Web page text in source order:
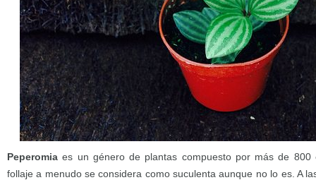
Peperomia es un género de plantas compuesto por más de 800
follaje a menudo se considera como suculenta aunque no lo es. A